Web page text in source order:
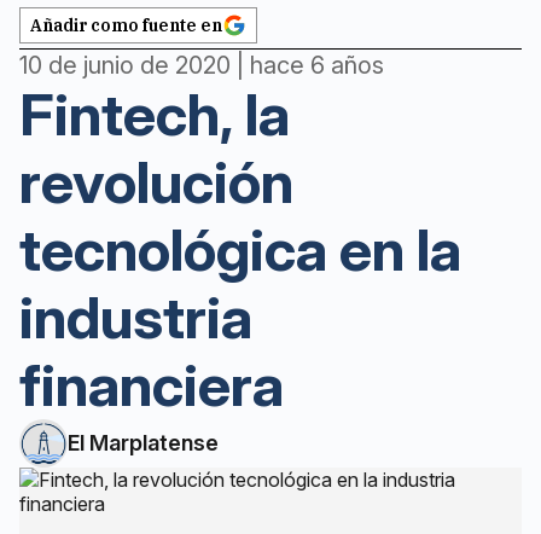
Añadir como fuente en
10 de junio de 2020 | hace 6 años
Fintech, la
revolución
tecnológica en la
industria
financiera
El Marplatense